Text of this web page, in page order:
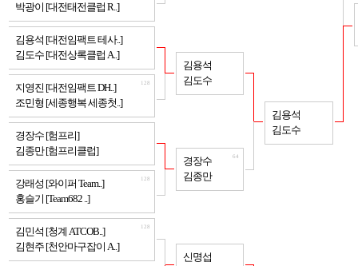
박광이 [대전태전클럽 R..]
김용석 [대전임팩트 테사..]
김도수 [대전상록클럽 A..]
지영진 [대전임팩트 DH..]
조민형 [세종행복 세종첫..]
128
경장수 [험프리]
김종만 [험프리클럽]
강래성 [와이퍼 Team..]
홍슬기 [Team682 ..]
128
김민석 [청계 ATCOB..]
김현주 [천안마구잡이 A..]
128
김용석
김도수
경장수
김종만
64
신명섭
김용석
김도수